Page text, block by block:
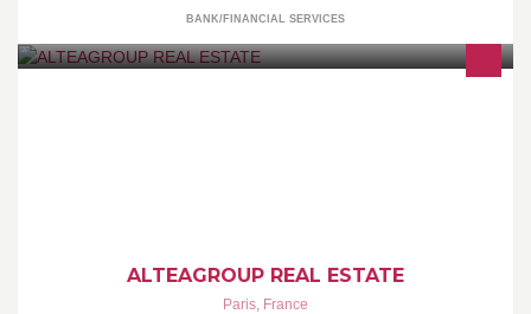
BANK/FINANCIAL SERVICES
ALTEAGROUP REAL ESTATE
Paris, France